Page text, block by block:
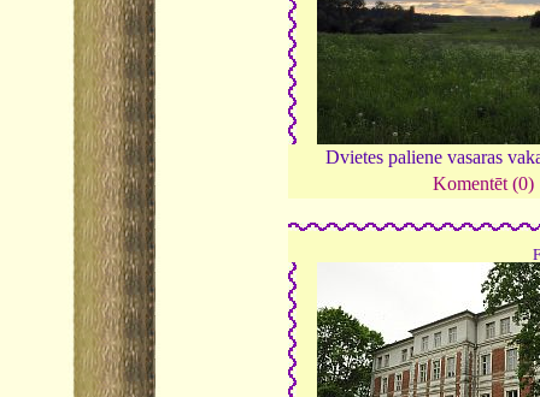
Dvietes paliene vasaras
Komentēt (0)